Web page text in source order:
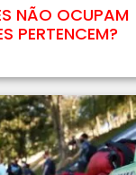
NÃO OCUPAM
PERTENCEM?